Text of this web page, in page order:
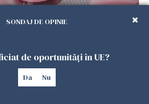
pastilă pentru slăbit
SONDAJ DE OPINIE
de oportunități în UE?
Da Nu